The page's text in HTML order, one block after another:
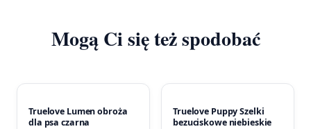
Mogą Ci się też spodobać
Truelove Lumen obroża
dla psa czarna
Truelove Puppy Szelki
bezuciskowe niebieskie